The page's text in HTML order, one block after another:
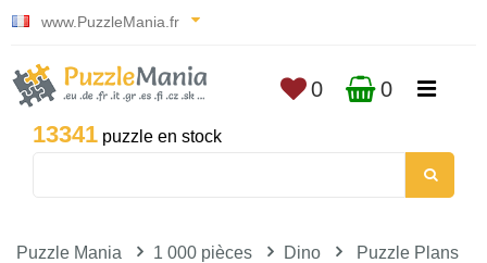
www.PuzzleMania.fr
13341 puzzle en stock
0 0
Puzzle Mania 1 000 pièces Dino
Puzzle Plans